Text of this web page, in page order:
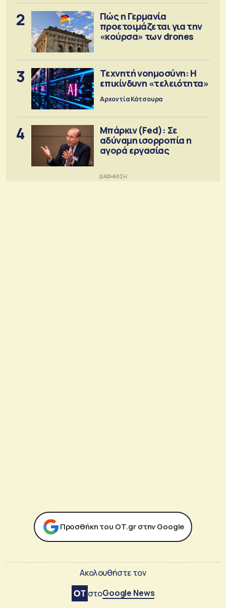
2
Πώς η Γερμανία
προετοιμάζεται για την
«κούρσα» των drones
3
Τεχνητή νοημοσύνη: Η
επικίνδυνη «τελειότητα»
Αρχοντία Κάτσουρα
4
Μπάρκιν (Fed): Σε
αδύναμη ισορροπία η
αγορά εργασίας
Προσθήκη του ΟΤ.gr στην Google
Ακολουθήστε τον
στοGoogle News